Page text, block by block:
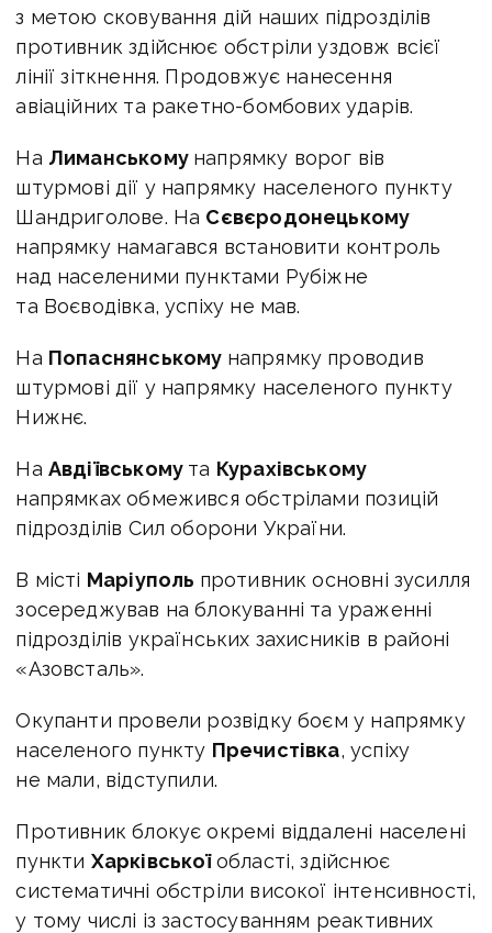
з метою сковування дій наших підрозділів
противник здійснює обстріли уздовж всієї
лінії зіткнення. Продовжує нанесення
авіаційних та ракетно-бомбових ударів.
На Лиманському напрямку ворог вів
штурмові дії у напрямку населеного пункту
Шандриголове. На Сєвєродонецькому
напрямку намагався встановити контроль
над населеними пунктами Рубіжне
та Воєводівка, успіху не мав.
На Попаснянському напрямку проводив
штурмові дії у напрямку населеного пункту
Нижнє.
На Авдіївському та Курахівському
напрямках обмежився обстрілами позицій
підрозділів Сил оборони України.
В місті Маріуполь противник основні зусилля
зосереджував на блокуванні та ураженні
підрозділів українських захисників в районі
«Азовсталь».
Окупанти провели розвідку боєм у напрямку
населеного пункту Пречистівка, успіху
не мали, відступили.
Противник блокує окремі віддалені населені
пункти Харківськоїобласті, здійснює
систематичні обстріли високої інтенсивності,
у тому числі із застосуванням реактивних